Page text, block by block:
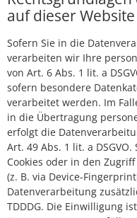
auf dieser Website
Sofern Sie in die
verarbeiten wir Ihre
von Art. 6 Abs. 1 lit. a
sofern besondere
verarbeitet werden. Im
in die Übertragung
erfolgt die
Art. 49 Abs. 1 lit. a
Cookies oder in den
(z. B. via Device-
Datenverarbeitung
TDDDG. Die Einwilligung